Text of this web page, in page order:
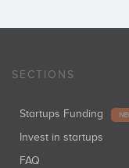
SECTIONS
Startups Funding
Invest in startups
FAQ